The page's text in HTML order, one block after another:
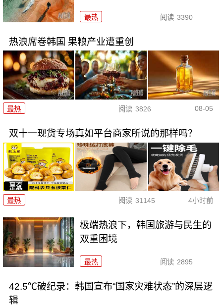
最热 阅读 3390
热浪席卷韩国 果粮产业遭重创
最热 阅读 3826 08-05
双十一现货专场真如平台商家所说的那样吗？
最热 阅读 31145 4小时前
极端热浪下，韩国旅游与民生的
双重困境
最热 阅读 2895
42.5℃破纪录：韩国宣布“国家灾难状态”的深层逻
辑